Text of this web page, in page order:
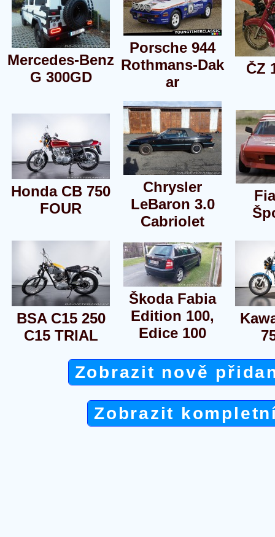
Mercedes-Benz
G 300GD
Porsche 944
Rothmans-Dak
ar
ČZ
Honda CB 750
FOUR
Chrysler
LeBaron 3.0
Cabriolet
BSA C15 250
C15 TRIAL
Škoda Fabia
Edition 100,
Edice 100
Zobrazit nově
Zobrazit